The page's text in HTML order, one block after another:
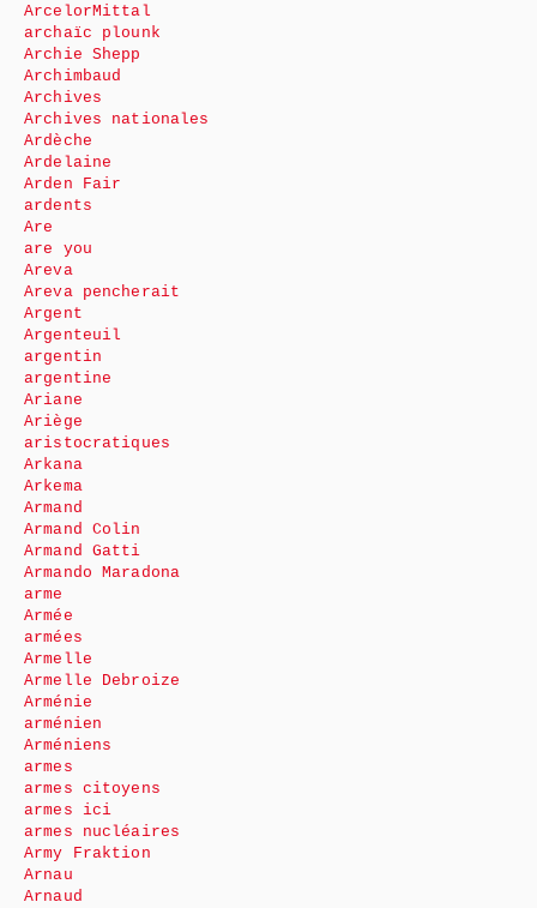
ArcelorMittal
archaïc plounk
Archie Shepp
Archimbaud
Archives
Archives nationales
Ardèche
Ardelaine
Arden Fair
ardents
Are
are you
Areva
Areva pencherait
Argent
Argenteuil
argentin
argentine
Ariane
Ariège
aristocratiques
Arkana
Arkema
Armand
Armand Colin
Armand Gatti
Armando Maradona
arme
Armée
armées
Armelle
Armelle Debroize
Arménie
arménien
Arméniens
armes
armes citoyens
armes ici
armes nucléaires
Army Fraktion
Arnau
Arnaud